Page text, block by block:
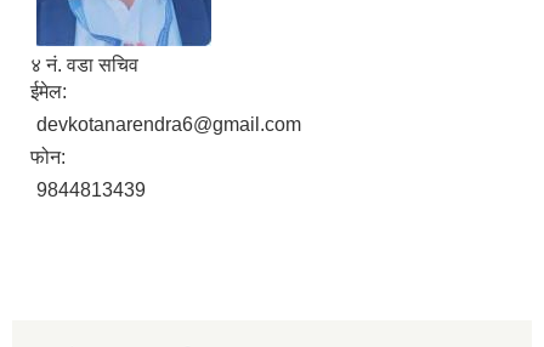
४ नं. वडा सचिव
ईमेल:
devkotanarendra6@gmail.com
फोन:
9844813439